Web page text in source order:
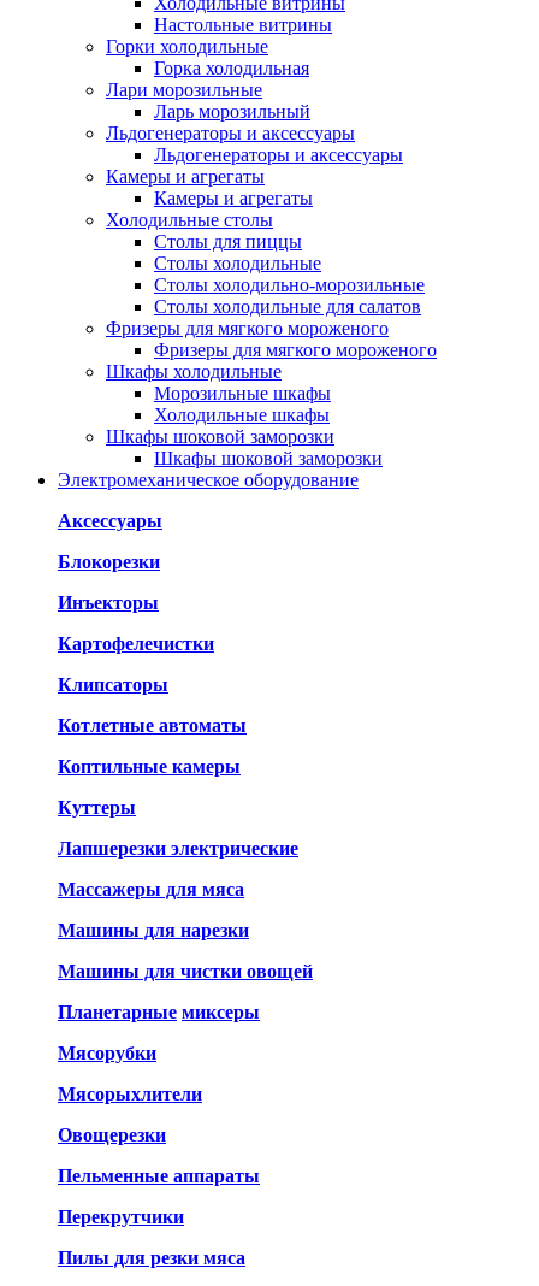
Настольные витрины
Горки холодильные
Горка холодильная
Лари морозильные
Ларь морозильный
Льдогенераторы и аксессуары
Льдогенераторы и аксессуары
Камеры и агрегаты
Камеры и агрегаты
Холодильные столы
Столы для пиццы
Столы холодильные
Столы холодильно-морозильные
Столы холодильные для салатов
Фризеры для мягкого мороженого
Фризеры для мягкого мороженого
Шкафы холодильные
Mорозильные шкафы
Холодильные шкафы
Шкафы шоковой заморозки
Шкафы шоковой заморозки
Электромеханическое оборудование
Аксессуары
Блокорезки
Инъекторы
Картофелечистки
Клипсаторы
Котлетные автоматы
Коптильные камеры
Куттеры
Лапшерезки электрические
Массажеры для мяса
Машины для нарезки
Машины для чистки овощей
Планетарные миксеры
Мясорубки
Мясорыхлители
Овощерезки
Пельменные аппараты
Перекрутчики
Пилы для резки мяса